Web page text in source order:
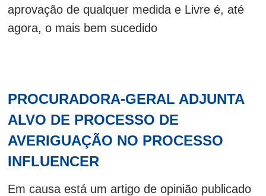
aprovação de qualquer medida e Livre é, até
agora, o mais bem sucedido
PROCURADORA-GERAL ADJUNTA
ALVO DE PROCESSO DE
AVERIGUAÇÃO NO PROCESSO
INFLUENCER
Em causa está um artigo de opinião publicado